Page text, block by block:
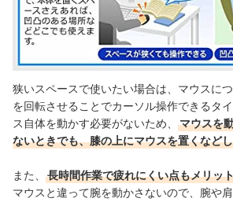
狭いスペースで使いたい場合は、マウスに
を回転させることでカーソル操作できるタ
ス自体を動かす必要がないため、
マウスを
ないときでも、膝の上にマウスを置くなど
また、 長時間作業で疲れにくい点もメリッ
マウスと違って腕を動かさないので、腕や